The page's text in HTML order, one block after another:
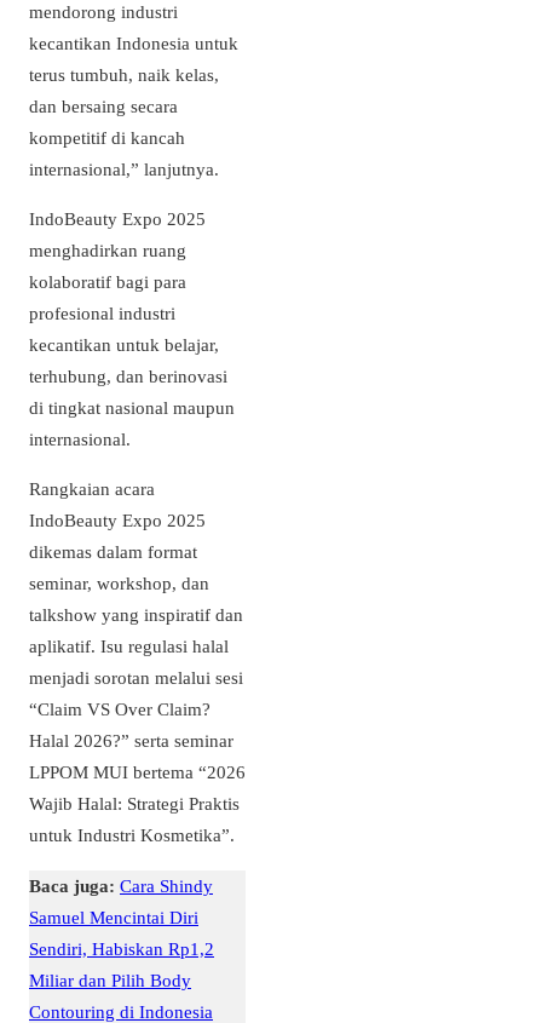
mendorong industri
kecantikan Indonesia untuk
terus tumbuh, naik kelas,
dan bersaing secara
kompetitif di kancah
internasional,” lanjutnya.
IndoBeauty Expo 2025
menghadirkan ruang
kolaboratif bagi para
profesional industri
kecantikan untuk belajar,
terhubung, dan berinovasi
di tingkat nasional maupun
internasional.
Rangkaian acara
IndoBeauty Expo 2025
dikemas dalam format
seminar, workshop, dan
talkshow yang inspiratif dan
aplikatif. Isu regulasi halal
menjadi sorotan melalui sesi
“Claim VS Over Claim?
Halal 2026?” serta seminar
LPPOM MUI bertema “2026
Wajib Halal: Strategi Praktis
untuk Industri Kosmetika”.
Baca juga: Cara Shindy
Samuel Mencintai Diri
Sendiri, Habiskan Rp1,2
Miliar dan Pilih Body
Contouring di Indonesia